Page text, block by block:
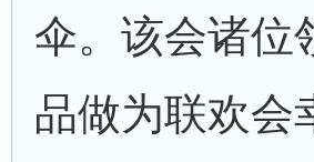
伞。该会诸位
品做为联欢会